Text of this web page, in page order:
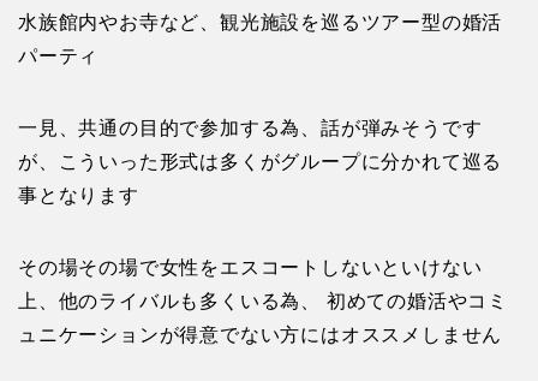
水族館内やお寺など、観光施設を巡るツアー型の婚活
パーティ
一見、共通の目的で参加する為、話が弾みそうです
が、こういった形式は多くがグループに分かれて巡る
事となります
その場その場で女性をエスコートしないといけない
上、他のライバルも多くいる為、 初めての婚活やコミ
ュニケーションが得意でない方にはオススメしません